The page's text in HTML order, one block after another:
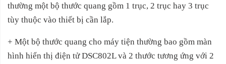
thường một bộ thước quang gồm 1 trục, 2 trục hay 3 trục
tùy thuộc vào thiết bị cần lắp.
+ Một bộ thước quang cho máy tiện thường bao gồm màn
hình hiển thị điện tử DSC802L và 2 thước tương ứng với 2